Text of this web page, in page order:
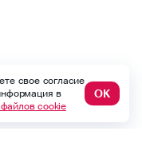
свое согласие
в
cookie
ОК